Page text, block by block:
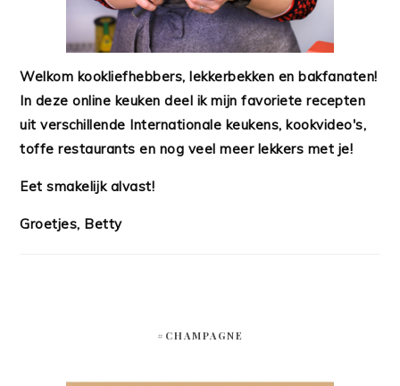
Welkom kookliefhebbers, lekkerbekken en bakfanaten!
In deze online keuken deel ik mijn favoriete recepten
uit verschillende Internationale keukens, kookvideo's,
toffe restaurants en nog veel meer lekkers met je!
Eet smakelijk alvast!
Groetjes, Betty
#CHAMPAGNE